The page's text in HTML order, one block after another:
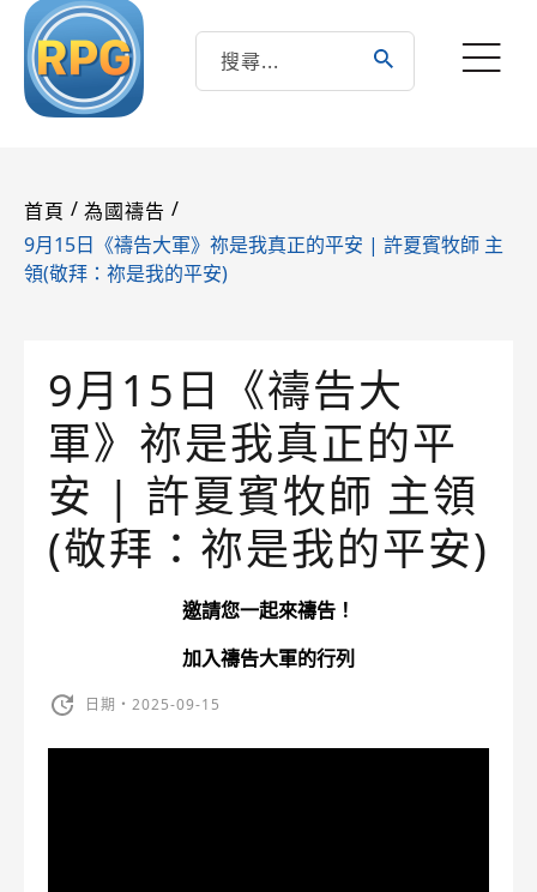
首頁 / 為國禱告 /
9月15日《禱告大軍》祢是我真正的平安 | 許夏賓牧師 主
領(敬拜：祢是我的平安)
9月15日《禱告大
軍》祢是我真正的平
安 | 許夏賓牧師 主領
(敬拜：祢是我的平安)
邀請您一起來禱告！
加入禱告大軍的行列
日期・2025-09-15